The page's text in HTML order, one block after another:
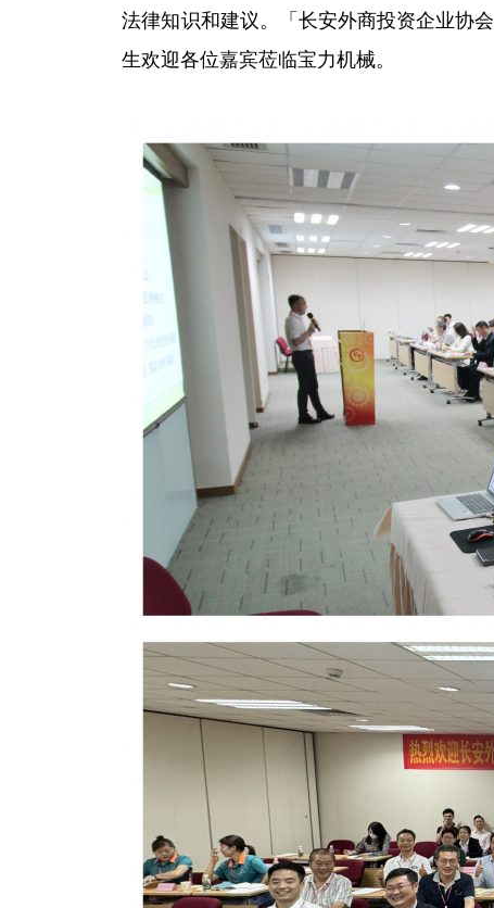
法律知识和建议。「长安外商投资企业协
生欢迎各位嘉宾莅临宝力机械。